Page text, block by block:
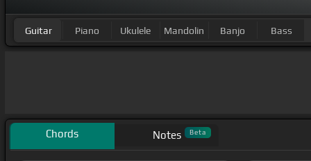
Guitar Piano Ukulele Mandolin Banjo Bass
Chords Notes Beta